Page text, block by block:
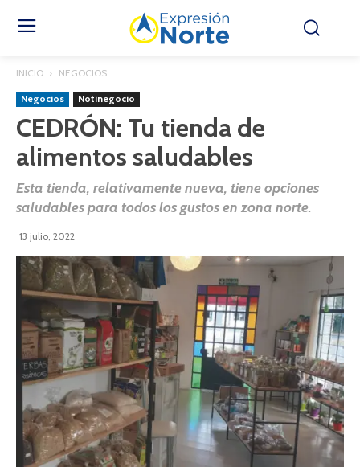
INICIO NEGOCIOS
Negocios Notinegocio
CEDRÓN: Tu tienda de
alimentos saludables
Esta tienda, relativamente nueva, tiene opciones
saludables para todos los gustos en zona norte.
13 julio, 2022